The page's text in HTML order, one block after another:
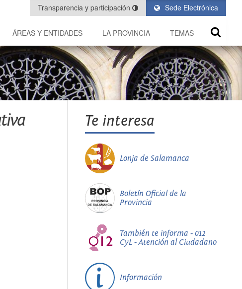
Sede Electrónica
Transparencia y participación
ÁREAS Y ENTIDADES LA PROVINCIA TEMAS
Te interesa
Lonja de Salamanca
Boletín Oficial de la
Provincia
También te informa - 012
CyL - Atención al Ciudadano
Información